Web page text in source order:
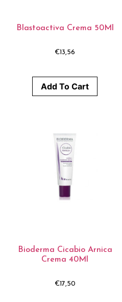
Blastoactiva Crema 50Ml
€13,56
Add To Cart
Bioderma Cicabio Arnica
Crema 40Ml
€17,50